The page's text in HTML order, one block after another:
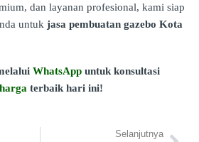
dan layanan profesional, kami siap
untuk jasa pembuatan gazebo Kota
WhatsApp untuk konsultasi
terbaik hari ini!
Selanjutnya